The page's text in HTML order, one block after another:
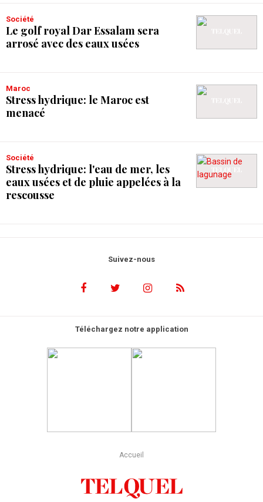
Société
Le golf royal Dar Essalam sera
arrosé avec des eaux usées
Maroc
Stress hydrique: le Maroc est
menacé
Société
Stress hydrique: l'eau de mer, les
eaux usées et de pluie appelées à la
rescousse
Suivez-nous
Téléchargez notre application
Accueil